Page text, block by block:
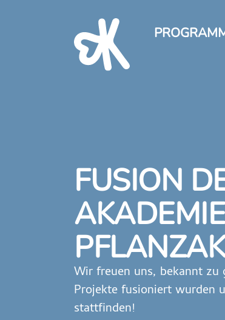
FUSION
Wir freuen uns, bekannt zu
Projekte fusioniert wurden
stattfinden!